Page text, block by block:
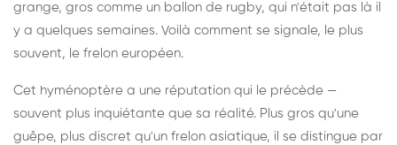
grange, gros comme un ballon de rugby, qui n'était pas là il
y a quelques semaines. Voilà comment se signale, le plus
souvent, le frelon européen.
Cet hyménoptère a une réputation qui le précède —
souvent plus inquiétante que sa réalité. Plus gros qu'une
guêpe, plus discret qu'un frelon asiatique, il se distingue par